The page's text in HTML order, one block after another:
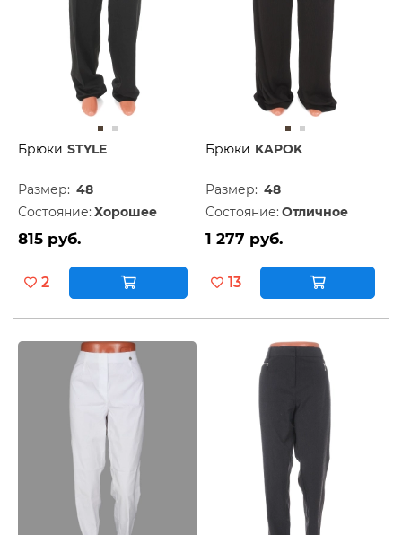
Брюки STYLE
Размер: 48
Состояние: Хорошее
815 руб.
2
Брюки KAPOK
Размер: 48
Состояние: Отличное
1 277 руб.
13